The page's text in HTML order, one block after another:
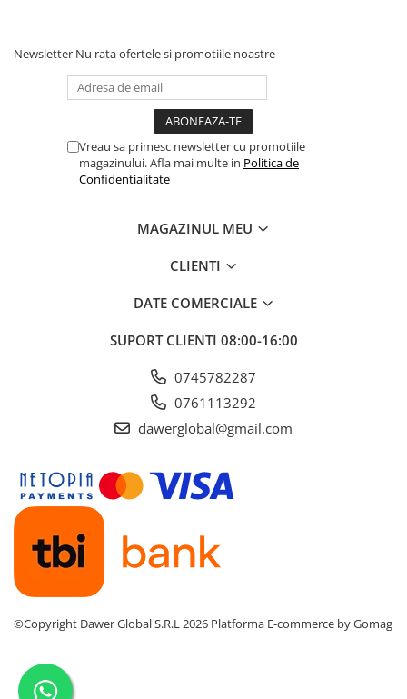
Newsletter Nu rata ofertele si promotiile noastre
Vreau sa primesc newsletter cu promotiile
magazinului. Afla mai multe in Politica de
Confidentialitate
MAGAZINUL MEU
CLIENTI
DATE COMERCIALE
SUPORT CLIENTI 08:00-16:00
0745782287
0761113292
dawerglobal@gmail.com
©Copyright Dawer Global S.R.L 2026 Platforma E-commerce by Gomag